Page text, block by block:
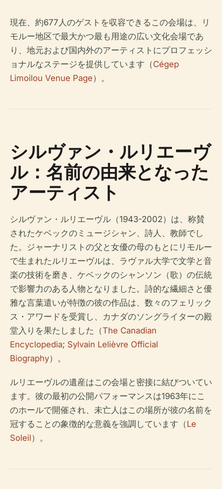
現在、約677人のゲストを収容できるこの会場は、リ
モルー地区で最大かつ最も用途の広い文化会場であ
り、地元および国内外のアーティストにプロフェッシ
ョナルなステージを提供しています（Cégep
Limoilou Venue Page）。
シルヴァン・ルリエーヴ
ル：名前の由来となった
アーティスト
シルヴァン・ルリエーヴル（1943-2002）は、称賛
されたケベックのミュージシャン、詩人、教師でし
た。ジャーナリストの父と女優の母のもとにリモルー
で生まれたルリエーヴルは、ラヴァル大学で文学と音
楽の技術を磨き、ケベックのシャンソン（歌）の伝統
で影響力のある人物となりました。詩的な繊細さと優
雅な言葉遣いが特徴の彼の作品は、数々のフェリック
ス・アワードを受賞し、カナダのソングライターの殿
堂入りを果たしました（The Canadian
Encyclopedia; Sylvain Lelièvre Official
Biography）。
ルリエーヴルの遺産はこの会場と密接に結びついてい
ます。彼の最初の公開パフォーマンスは1963年にこ
のホールで開催され、未亡人はこの場所が彼の名前を
冠することの象徴的な意義を強調しています（Le
Soleil）。